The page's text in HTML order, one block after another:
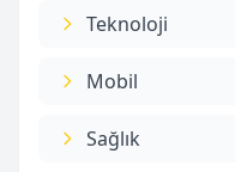
Teknoloji
Mobil
Sağlık